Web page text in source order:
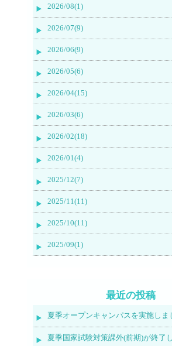
2026/08(1)
2026/07(9)
2026/06(9)
2026/05(6)
2026/04(15)
2026/03(6)
2026/02(18)
2026/01(4)
2025/12(7)
2025/11(11)
2025/10(11)
2025/09(1)
最近の投稿
夏季オープンキャンパスを実施しま
夏季国家試験対策課外(前期)が終了